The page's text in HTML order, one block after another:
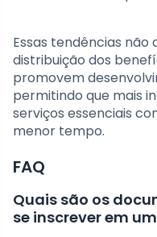
Essas tendências
distribuição dos
promovem
permitindo que mais
serviços essenciais
menor tempo.
FAQ
Quais são os
se inscrever em